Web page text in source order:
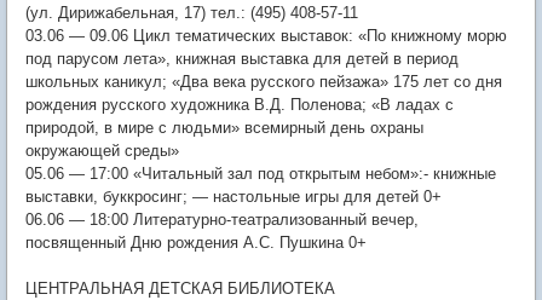
(ул. Дирижабельная, 17) тел.: (495) 408-57-11
03.06 — 09.06 Цикл тематических выставок: «По книжному морю
под парусом лета», книжная выставка для детей в период
школьных каникул; «Два века русского пейзажа» 175 лет со дня
рождения русского художника В.Д. Поленова; «В ладах с
природой, в мире с людьми» всемирный день охраны
окружающей среды»
05.06 — 17:00 «Читальный зал под открытым небом»:- книжные
выставки, буккросинг; — настольные игры для детей 0+
06.06 — 18:00 Литературно-театрализованный вечер,
посвященный Дню рождения А.С. Пушкина 0+
ЦЕНТРАЛЬНАЯ ДЕТСКАЯ БИБЛИОТЕКА